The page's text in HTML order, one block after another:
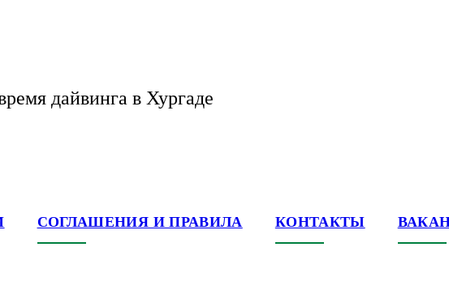
дайвинга в Хургаде
СОГЛАШЕНИЯ И ПРАВИЛА КОНТАКТЫ